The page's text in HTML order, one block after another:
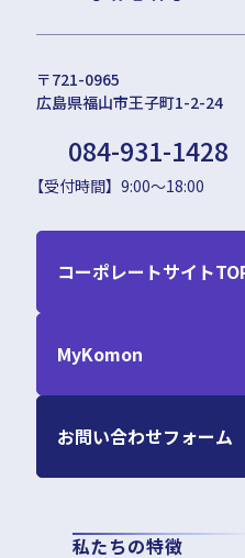
〒721-0965
広島県福山市王子町1-2-24
084-931-1428
【受付時間】9:00～18:00
私たちの特徴
コーポレートサイト
MyKomon
お問い合わせフォーム